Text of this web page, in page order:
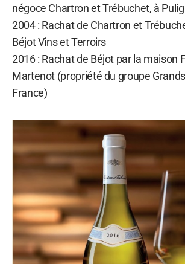
négoce Chartron et Trébuchet, à
2004 : Rachat de Chartron et
Béjot Vins et Terroirs
2016 : Rachat de Béjot par la maison
Martenot (propriété du groupe
France)